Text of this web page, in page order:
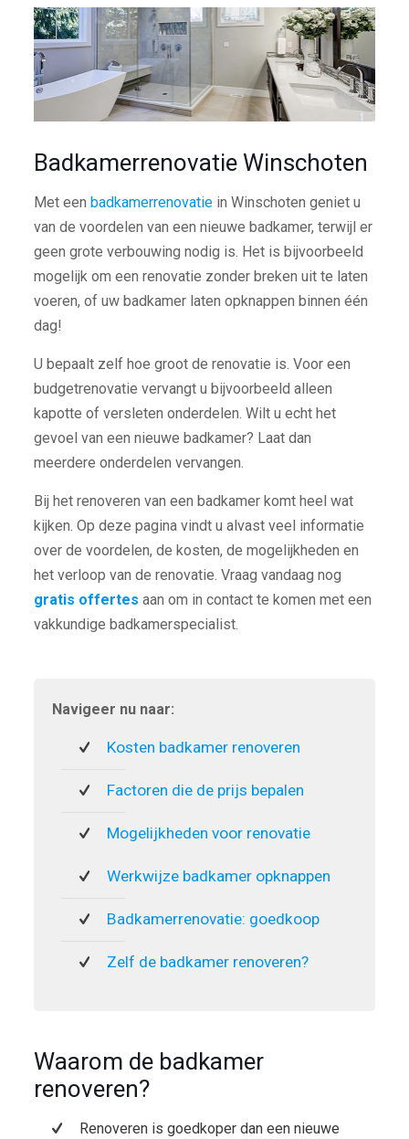
Badkamerrenovatie Winschoten
Met een badkamerrenovatiein Winschoten geniet u
van de voordelen van een nieuwe badkamer, terwijl er
geen grote verbouwing nodig is. Het is bijvoorbeeld
mogelijk om een renovatie zonder breken uit te laten
voeren, of uw badkamer laten opknappen binnen één
dag!
U bepaalt zelf hoe groot de renovatie is. Voor een
budgetrenovatie vervangt u bijvoorbeeld alleen
kapotte of versleten onderdelen. Wilt u echt het
gevoel van een nieuwe badkamer? Laat dan
meerdere onderdelen vervangen.
Bij het renoveren van een badkamer komt heel wat
kijken. Op deze pagina vindt u alvast veel informatie
over de voordelen, de kosten, de mogelijkheden en
het verloop van de renovatie. Vraag vandaag nog
gratis offertes aan om in contact te komen met een
vakkundige badkamerspecialist.
Navigeer nu naar:
Kosten badkamer renoveren
Factoren die de prijs bepalen
Mogelijkheden voor renovatie
Werkwijze badkamer opknappen
Badkamerrenovatie: goedkoop
Zelf de badkamer renoveren?
Waarom de badkamer
renoveren?
Renoveren is goedkoper dan een nieuwe